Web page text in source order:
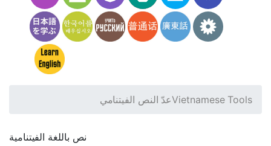
Vietnamese Toolsعدّ النص الفيتنامي
نص باللغة الفيتنامية